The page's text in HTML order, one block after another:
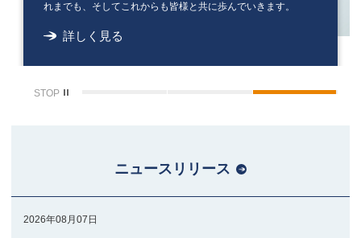
できる新たな価値を創造していきます
詳しく見る
「生きる」を創ることでDXをさらに加速させていきます
詳しく見る
れまでも、 そしてこれからも皆様と共に歩んでいきます。
詳しく見る
STOP
ニュースリリース
2026年08月07日